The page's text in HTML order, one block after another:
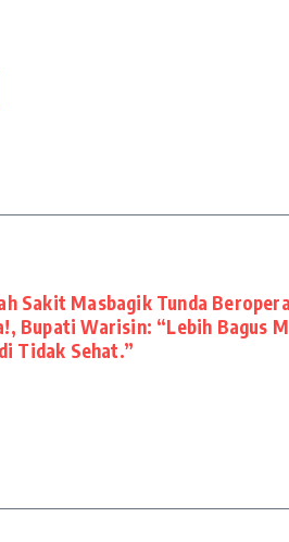
Sakit Masbagik Tunda
Bupati Warisin: “Lebih Bagus
Tidak Sehat.”